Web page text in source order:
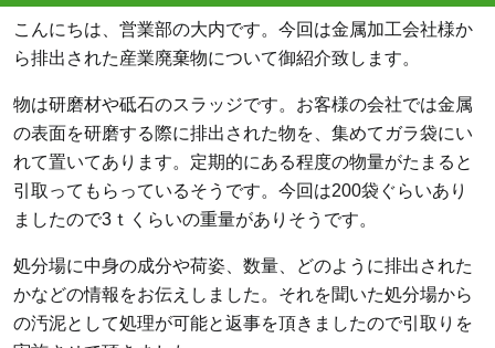
こんにちは、営業部の大内です。今回は金属加工会社様か
ら排出された産業廃棄物について御紹介致します。
物は研磨材や砥石のスラッジです。お客様の会社では金属
の表面を研磨する際に排出された物を、集めてガラ袋にい
れて置いてあります。定期的にある程度の物量がたまると
引取ってもらっているそうです。今回は200袋ぐらいあり
ましたので3ｔくらいの重量がありそうです。
処分場に中身の成分や荷姿、数量、どのように排出された
かなどの情報をお伝えしました。それを聞いた処分場から
の汚泥として処理が可能と返事を頂きましたので引取りを